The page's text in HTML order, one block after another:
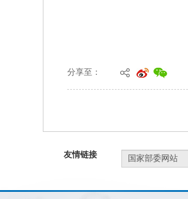
分享至：
友情链接